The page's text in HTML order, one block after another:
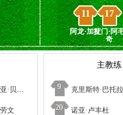
17
艾门·阿
奇
11
阿龙·加杜
卡塞姆
文
主教练
9 克里斯特·巴托拉
20 诺亚·卢丰杜